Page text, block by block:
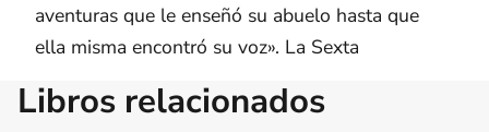
aventuras que le enseñó su abuelo hasta que
ella misma encontró su voz». La Sexta
Libros relacionados